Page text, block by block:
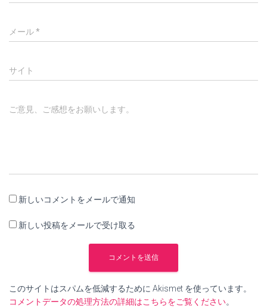
メール*
サイト
ご意見、ご感想をお願いします。
新しいコメントをメールで通知
新しい投稿をメールで受け取る
このサイトはスパムを低減するために Akismet を使っています。
コメントデータの処理方法の詳細はこちらをご覧ください。